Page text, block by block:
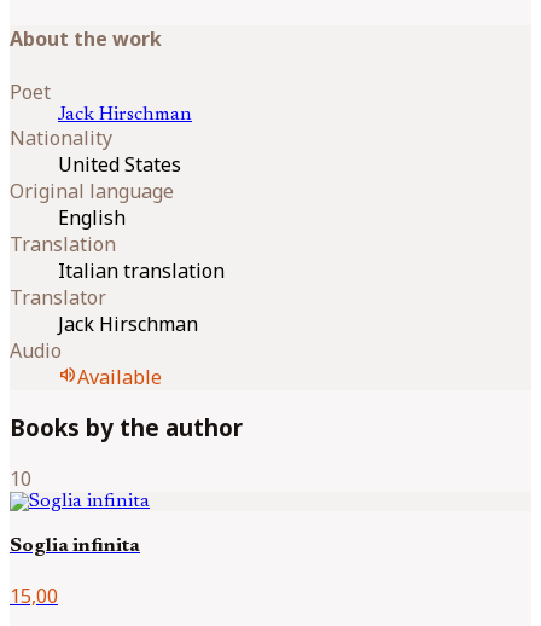
About the work
Poet
Jack Hirschman
Nationality
United States
Original language
English
Translation
Italian translation
Translator
Jack Hirschman
Audio
volume_upAvailable
Books by the author
10
Soglia infinita
15,00